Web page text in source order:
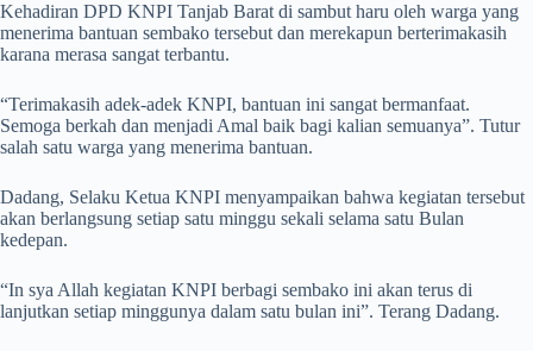
Kehadiran DPD KNPI Tanjab Barat di sambut haru oleh warga yang
menerima bantuan sembako tersebut dan merekapun berterimakasih
karana merasa sangat terbantu.
“Terimakasih adek-adek KNPI, bantuan ini sangat bermanfaat.
Semoga berkah dan menjadi Amal baik bagi kalian semuanya”. Tutur
salah satu warga yang menerima bantuan.
Dadang, Selaku Ketua KNPI menyampaikan bahwa kegiatan tersebut
akan berlangsung setiap satu minggu sekali selama satu Bulan
kedepan.
“In sya Allah kegiatan KNPI berbagi sembako ini akan terus di
lanjutkan setiap minggunya dalam satu bulan ini”. Terang Dadang.